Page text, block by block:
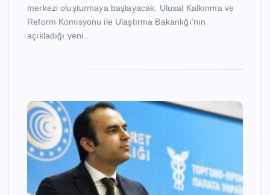
merkezi oluşturmaya başlayacak. Ulusal Kalkınma ve
Reform Komisyonu ile Ulaştırma Bakanlığı’nın
açıkladığı yeni…